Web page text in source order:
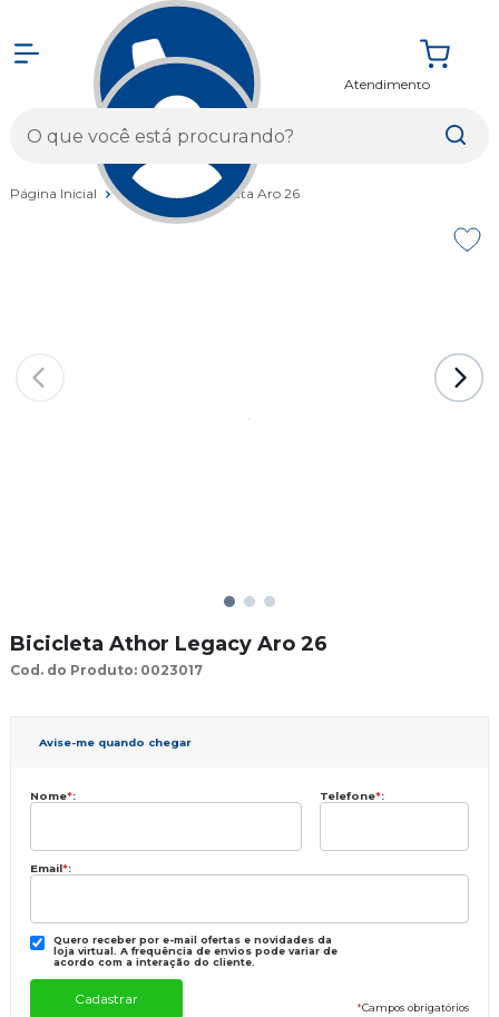
Atendimento
Página Inicial Bicicletas Bicicleta Aro 26
Bicicleta Athor Legacy Aro 26
Cod. do Produto: 0023017
Avise-me quando chegar
Nome*: Telefone*:
Email*:
Quero receber por e-mail ofertas e novidades da
loja virtual. A frequência de envios pode variar de
acordo com a interação do cliente.
*Campos obrigatórios